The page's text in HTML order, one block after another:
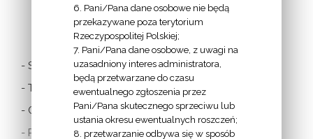
LINKI
- Stolica Apostolska
- Twitter Papieża
- Czytania z dnia
- Polska Misja
6. Pani/Pana dane osobowe nie będą
przekazywane poza terytorium
Rzeczypospolitej Polskiej;
7. Pani/Pana dane osobowe, z uwagi na
uzasadniony interes administratora,
będą przetwarzane do czasu
ewentualnego zgłoszenia przez
Pani/Pana skutecznego sprzeciwu lub
ustania okresu ewentualnych roszczeń;
8. przetwarzanie odbywa się w sposób